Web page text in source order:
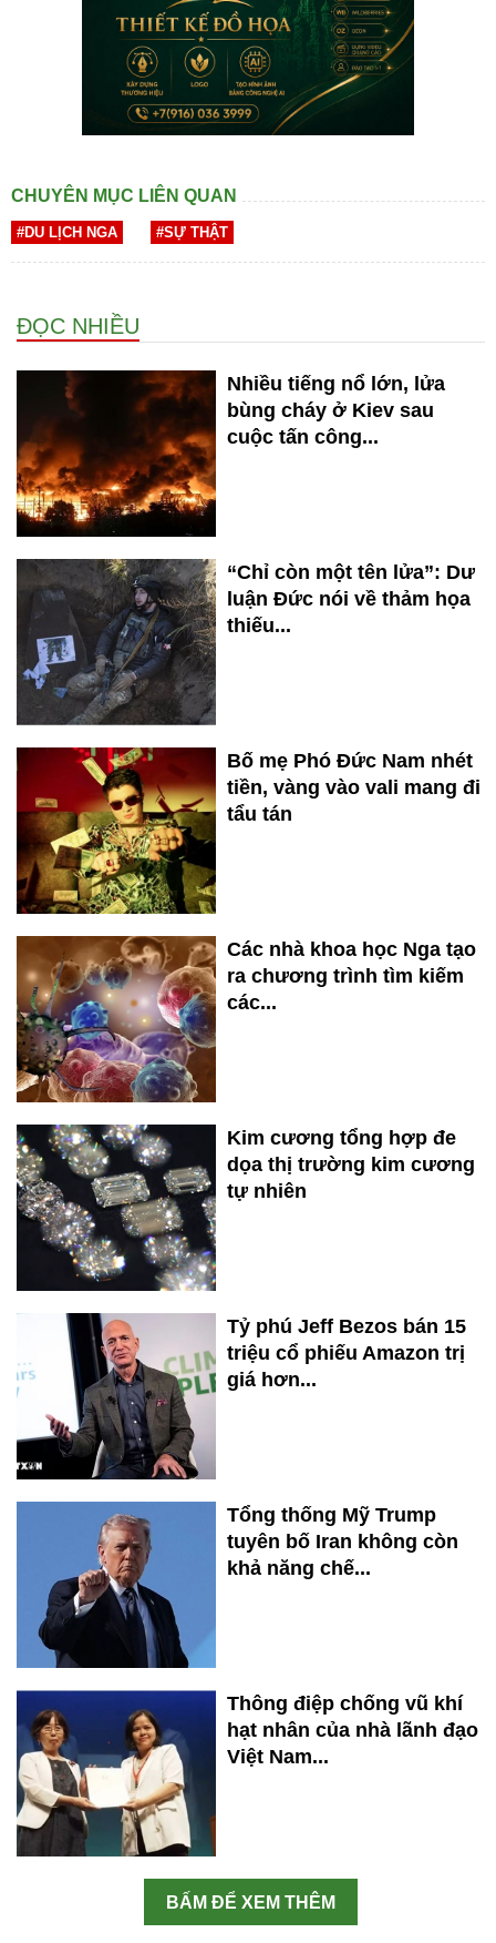
CHUYÊN MỤC LIÊN QUAN
#DU LỊCH NGA #SỰ THẬT
ĐỌC NHIỀU
Nhiều tiếng nổ lớn, lửa
bùng cháy ở Kiev sau
cuộc tấn công...
“Chỉ còn một tên lửa”: Dư
luận Đức nói về thảm họa
thiếu...
Bố mẹ Phó Đức Nam nhét
tiền, vàng vào vali mang đi
tẩu tán
Các nhà khoa học Nga tạo
ra chương trình tìm kiếm
các...
Kim cương tổng hợp đe
dọa thị trường kim cương
tự nhiên
Tỷ phú Jeff Bezos bán 15
triệu cổ phiếu Amazon trị
giá hơn...
Tổng thống Mỹ Trump
tuyên bố Iran không còn
khả năng chế...
Thông điệp chống vũ khí
hạt nhân của nhà lãnh đạo
Việt Nam...
BẤM ĐỂ XEM THÊM